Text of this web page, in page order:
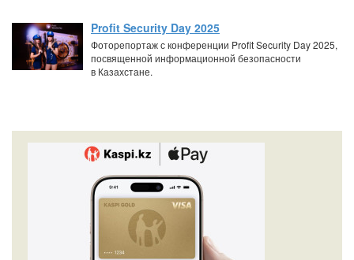
Profit Security Day 2025
Фоторепортаж с конференции Profit Security Day 2025,
посвященной информационной безопасности
в Казахстане.